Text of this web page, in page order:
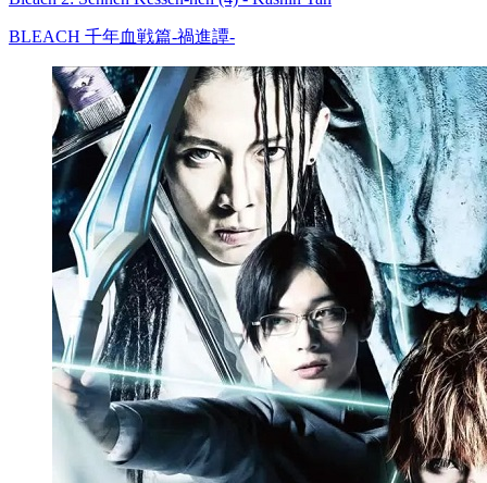
BLEACH 千年血戦篇-禍進譚-